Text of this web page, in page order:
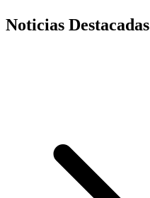
Noticias Destacadas